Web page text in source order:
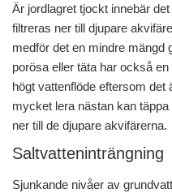
Är jordlagret tjockt innebär
filtreras ner till djupare
medför det en mindre mängd
porösa eller täta har också
högt vattenflöde eftersom det
mycket lera nästan kan
ner till de djupare akvifärerna.
Saltvatteninträngning
Sjunkande nivåer av